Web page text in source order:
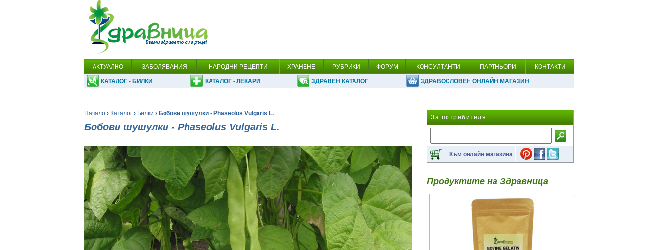
АКТУАЛНО ЗАБОЛЯВАНИЯ НАРОДНИ РЕЦЕПТИ ХРАНЕНЕ РУБРИКИ ФОРУМ КОНСУЛТАНТИ ПАРТНЬОРИ КОНТАКТИ
КАТАЛОГ - БИЛКИ КАТАЛОГ - ЛЕКАРИ ЗДРАВЕН КАТАЛОГ ЗДРАВОСЛОВЕН ОНЛАЙН МАГАЗИН
Начало › Каталог › Билки › Бобови шушулки - Phaseolus Vulgaris L.
Бобови шушулки - Phaseolus Vulgaris L.
За потребителя
Към онлайн магазина
Продуктите на Здравница